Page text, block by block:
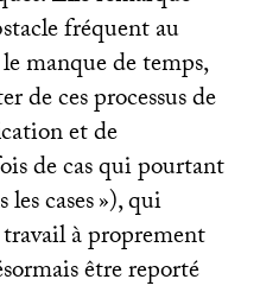
fréquent au
manque de temps,
de ces processus de
et de
de cas qui pourtant
cases»), qui
à proprement
être reporté